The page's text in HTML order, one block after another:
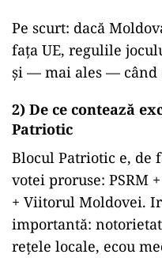
Pe scurt: dacă
fața UE, regulile
și — mai ales — când
2) De ce contează
Patriotic
Blocul Patriotic e, de
votei proruse: PSRM
+ Viitorul Moldovei.
importantă:
rețele locale, ecou